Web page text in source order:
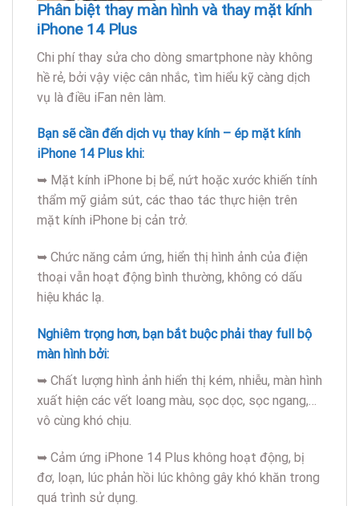
Phân biệt thay màn hình và thay mặt kính
iPhone 14 Plus
Chi phí thay sửa cho dòng smartphone này không
hề rẻ, bởi vậy việc cân nhắc, tìm hiểu kỹ càng dịch
vụ là điều iFan nên làm.
Bạn sẽ cần đến dịch vụ thay kính – ép mặt kính
iPhone 14 Plus khi:
➥ Mặt kính iPhone bị bể, nứt hoặc xước khiến tính
thẩm mỹ giảm sút, các thao tác thực hiện trên
mặt kính iPhone bị cản trở.
➥ Chức năng cảm ứng, hiển thị hình ảnh của điện
thoại vẫn hoạt động bình thường, không có dấu
hiệu khác lạ.
Nghiêm trọng hơn, bạn bắt buộc phải thay full bộ
màn hình bởi:
➥ Chất lượng hình ảnh hiển thị kém, nhiễu, màn hình
xuất hiện các vết loang màu, sọc dọc, sọc ngang,…
vô cùng khó chịu.
➥ Cảm ứng iPhone 14 Plus không hoạt động, bị
đơ, loạn, lúc phản hồi lúc không gây khó khăn trong
quá trình sử dụng.